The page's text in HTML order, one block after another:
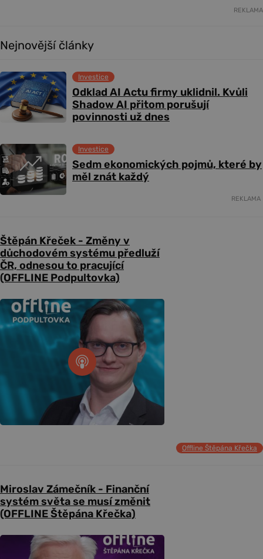
REKLAMA
Nejnovější články
Odklad AI Actu firmy uklidnil. Kvůli
Shadow AI přitom porušují
povinnosti už dnes
Investice
Sedm ekonomických pojmů, které by
měl znát každý
Investice
REKLAMA
Štěpán Křeček - Změny v
důchodovém systému předluží
ČR, odnesou to pracující
(OFFLINE Podpultovka)
Offline Štěpána Křečka
Miroslav Zámečník - Finanční
systém světa se musí změnit
(OFFLINE Štěpána Křečka)